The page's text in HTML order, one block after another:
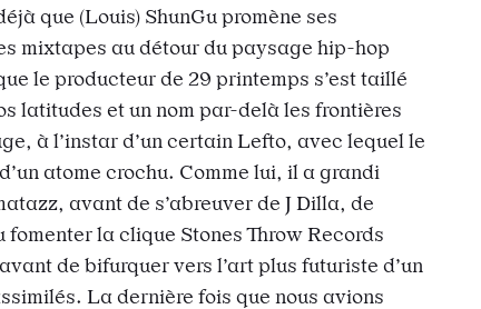
que (Louis) ShunGu promène ses
mixtapes au détour du paysage hip-hop
le producteur de 29 printemps s’est taillé
latitudes et un nom par-delà les frontières
à l’instar d’un certain Lefto, avec lequel le
atome crochu. Comme lui, il a grandi
avant de s’abreuver de J Dilla, de
fomenter la clique Stones Throw Records
de bifurquer vers l’art plus futuriste d’un
La dernière fois que nous avions